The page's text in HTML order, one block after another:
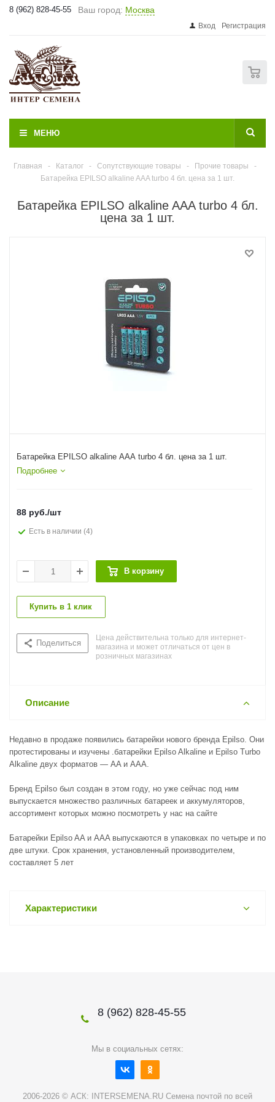
8 (962) 828-45-55 Ваш город: Москва
Вход Регистрация
МЕНЮ
Главная - Каталог - Сопутствующие товары - Прочие товары
-
Батарейка EPILSO аlkaline AAA turbo 4 бл. цена за 1 шт.
Батарейка EPILSO аlkaline AAA turbo 4 бл.
цена за 1 шт.
Батарейка EPILSO аlkaline AAA turbo 4 бл. цена за 1 шт.
Подробнее
88 руб./шт
Есть в наличии (4)
В корзину
Купить в 1 клик
Поделиться
Цена действительна только для интернет-
магазина и может отличаться от цен в
розничных магазинах
Описание
Недавно в продаже появились батарейки нового бренда Epilso. Они
протестированы и изучены .батарейки Epilso Alkaline и Epilso Turbo
Alkaline двух форматов — AA и AAA.
Бренд Epilso был создан в этом году, но уже сейчас под ним
выпускается множество различных батареек и аккумуляторов,
ассортимент которых можно посмотреть у нас на сайте
Батарейки Epilso AA и AAA выпускаются в упаковках по четыре и по
две штуки. Срок хранения, установленный производителем,
составляет 5 лет
Характеристики
8 (962) 828-45-55
Мы в социальных сетях:
2006-2026 © АСК: INTERSEMENA.RU Семена почтой по всей